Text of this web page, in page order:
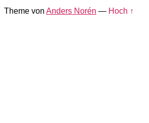
Theme von Anders Norén — Hoch ↑